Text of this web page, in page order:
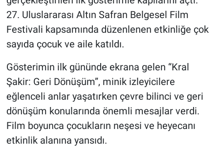
27. Uluslararası Altın Safran Belgesel Film
Festivali kapsamında düzenlenen etkinliğe çok
sayıda çocuk ve aile katıldı.
Gösterimin ilk gününde ekrana gelen “Kral
Şakir: Geri Dönüşüm”, minik izleyicilere
eğlenceli anlar yaşatırken çevre bilinci ve geri
dönüşüm konularında önemli mesajlar verdi.
Film boyunca çocukların neşesi ve heyecanı
etkinlik alanına yansıdı.